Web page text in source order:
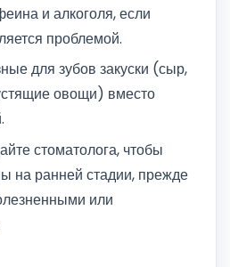
и алкоголя, если
проблемой.
для зубов закуски (сыр,
овощи) вместо
стоматолога, чтобы
на ранней стадии, прежде
или